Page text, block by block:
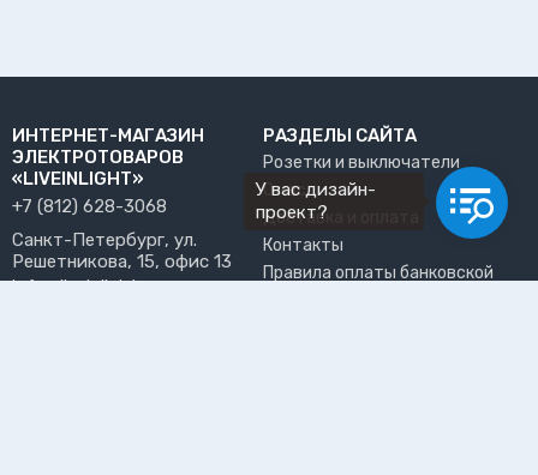
ИНТЕРНЕТ-МАГАЗИН
ЭЛЕКТРОТОВАРОВ
«LIVEINLIGHT»
+7 (812) 628-3068
Санкт-Петербург, ул.
Решетникова, 15, офис 13
info@liveinlight.ru
РАЗДЕЛЫ САЙТА
Розетки и выключатели
О нас
Доставка и оплата
Контакты
Правила оплаты банковской
У вас дизайн-
проект?